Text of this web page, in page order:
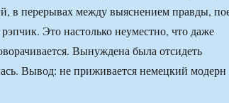
в перерывах между выяснением правды,
Это настолько неуместно, что даже
Вынуждена была отсидеть
Вывод: не приживается немецкий модерн